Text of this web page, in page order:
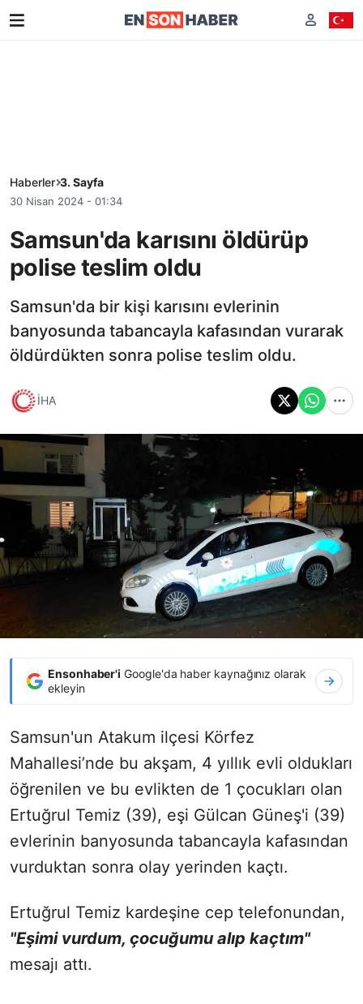
Haberler 3. Sayfa
30 Nisan 2024 - 01:34
Samsun'da karısını öldürüp
polise teslim oldu
Samsun'da bir kişi karısını evlerinin
banyosunda tabancayla kafasından vurarak
öldürdükten sonra polise teslim oldu.
İHA
Ensonhaber'i Google'da haber kaynağınız olarak
ekleyin
Samsun'un Atakum ilçesi Körfez
Mahallesi’nde bu akşam, 4 yıllık evli oldukları
öğrenilen ve bu evlikten de 1 çocukları olan
Ertuğrul Temiz (39), eşi Gülcan Güneş'i (39)
evlerinin banyosunda tabancayla kafasından
vurduktan sonra olay yerinden kaçtı.
Ertuğrul Temiz kardeşine cep telefonundan,
"Eşimi vurdum, çocuğumu alıp kaçtım"
mesajı attı.